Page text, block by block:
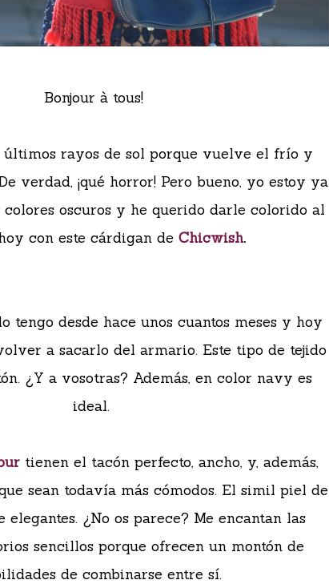
Bonjour à tous!
últimos rayos de sol porque vuelve el frío y
verdad, ¡qué horror! Pero bueno, yo estoy ya
colores oscuros y he querido darle colorido al
con este cárdigan de Chicwish.
tengo desde hace unos cuantos meses y hoy
a sacarlo del armario. Este tipo de tejido
¿Y a vosotras? Además, en color navy es
ideal.
tienen el tacón perfecto, ancho, y, además,
sean todavía más cómodos. El simil piel de
elegantes. ¿No os parece? Me encantan las
sencillos porque ofrecen un montón de
de combinarse entre sí.